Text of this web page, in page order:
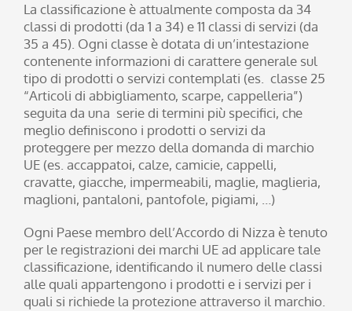
La classificazione è attualmente composta da 34
classi di prodotti (da 1 a 34) e 11 classi di servizi (da
35 a 45). Ogni classe è dotata di un’intestazione
contenente informazioni di carattere generale sul
tipo di prodotti o servizi contemplati (es. classe 25
“Articoli di abbigliamento, scarpe, cappelleria”)
seguita da una serie di termini più specifici, che
meglio definiscono i prodotti o servizi da
proteggere per mezzo della domanda di marchio
UE (es. accappatoi, calze, camicie, cappelli,
cravatte, giacche, impermeabili, maglie, maglieria,
maglioni, pantaloni, pantofole, pigiami, …)
Ogni Paese membro dell’Accordo di Nizza è tenuto
per le registrazioni dei marchi UE ad applicare tale
classificazione, identificando il numero delle classi
alle quali appartengono i prodotti e i servizi per i
quali si richiede la protezione attraverso il marchio.